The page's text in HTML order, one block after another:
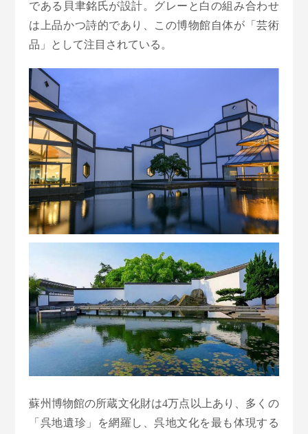
である貝聿銘氏が設計。グレーと白の組み合わせ
は上品かつ詩的であり、この博物館自体が「芸術
品」として注目されている。
蘇州博物館の所蔵文化財は4万点以上あり、多くの
「呉地遺珍」を網羅し、呉地文化を最も体現する